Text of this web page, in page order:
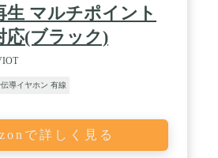
生 マルチポイント
応(ブラック)
導イヤホン 有線
で詳しく見る